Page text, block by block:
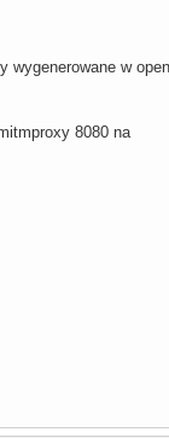
wygenerowane w
8080 na